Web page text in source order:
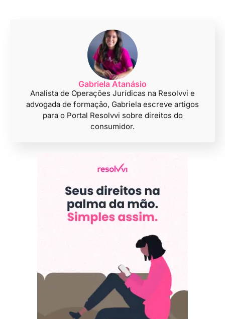
Gabriela Atanásio
Analista de Operações Jurídicas na Resolvvi e
advogada de formação, Gabriela escreve artigos
para o Portal Resolvvi sobre direitos do
consumidor.